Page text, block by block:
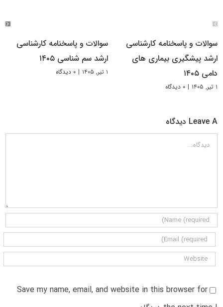
سوالات و پاسخنامه کارشناسی
ارشد پیشگیری بیماری های
دامی ۱۴۰۵
۱ تیر, ۱۴۰۵ | ۰ دیدگاه
سوالات و پاسخنامه کارشناسی
ارشد سم شناسی ۱۴۰۵
۱ تیر, ۱۴۰۵ | ۰ دیدگاه
Leave A دیدگاه
دیدگاه
Save my name, email, and website in this browser for